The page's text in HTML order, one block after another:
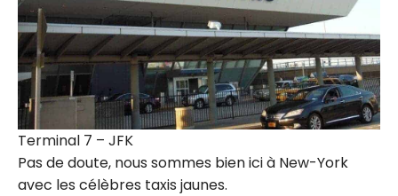
Terminal 7 – JFK
Pas de doute, nous sommes bien ici à New-York
avec les célèbres taxis jaunes.